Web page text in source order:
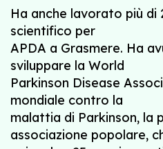
Ha anche lavorato più
scientifico per
APDA a Grasmere. Ha
sviluppare la World
Parkinson Disease
mondiale contro la
malattia di Parkinson, la
associazione popolare,